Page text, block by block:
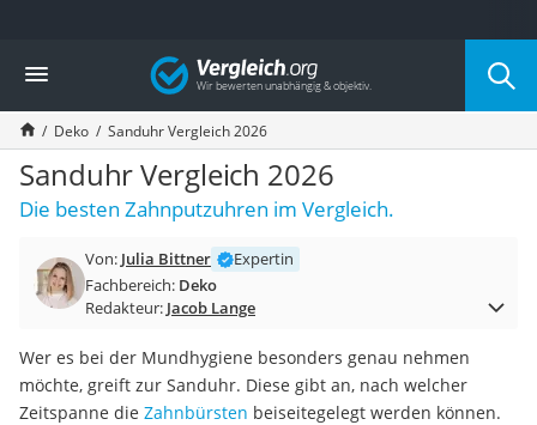
Die beliebtesten Vergleiche nach Kategorie
Wohnen
Matratzen-Topper
Matratzen
Konferenzlautsprecher
Tageslichtlampe
Badlüfter
Bürohocker
Außenleuchte mit Kamera
Akku-Tischlampe
Konferenzmikrofon
Klappmatratze
Vergleich
Deko Sanduhr Vergleich 2026
Sanduhr Vergleich 2026
Die besten Zahnputzuhren im Vergleich.
Von: Julia Bittner
Expertin
Fachbereich: Deko
Redakteur: Jacob Lange
Wer es bei der Mundhygiene besonders genau nehmen
möchte, greift zur Sanduhr. Diese gibt an, nach welcher
Zeitspanne die Zahnbürsten beiseitegelegt werden können.